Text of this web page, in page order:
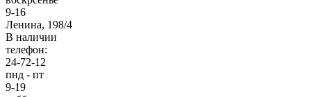
9-16
Ленина, 198/4
В наличии
телефон:
24-72-12
пнд - пт
9-19